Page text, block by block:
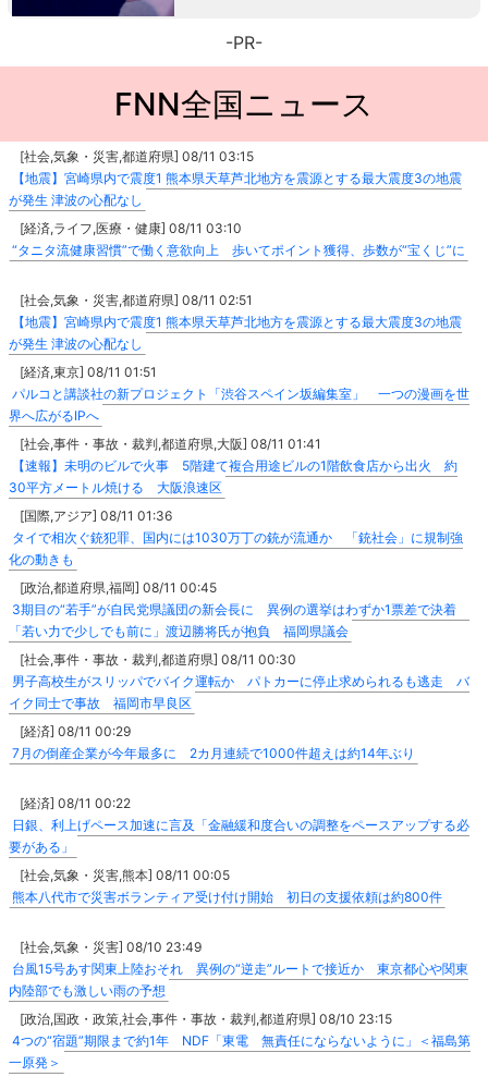
-PR-
FNN全国ニュース
[社会,気象・災害,都道府県] 08/11 03:15
【地震】宮崎県内で震度1 熊本県天草芦北地方を震源とする最大震度3の地震
が発生 津波の心配なし
[経済,ライフ,医療・健康] 08/11 03:10
“タニタ流健康習慣”で働く意欲向上 歩いてポイント獲得、歩数が“宝くじ”に
[社会,気象・災害,都道府県] 08/11 02:51
【地震】宮崎県内で震度1 熊本県天草芦北地方を震源とする最大震度3の地震
が発生 津波の心配なし
[経済,東京] 08/11 01:51
パルコと講談社の新プロジェクト「渋谷スペイン坂編集室」 一つの漫画を世
界へ広がるIPへ
[社会,事件・事故・裁判,都道府県,大阪] 08/11 01:41
【速報】未明のビルで火事 5階建て複合用途ビルの1階飲食店から出火 約
30平方メートル焼ける 大阪浪速区
[国際,アジア] 08/11 01:36
タイで相次ぐ銃犯罪、国内には1030万丁の銃が流通か 「銃社会」に規制強
化の動きも
[政治,都道府県,福岡] 08/11 00:45
3期目の“若手”が自民党県議団の新会長に 異例の選挙はわずか1票差で決着
「若い力で少しでも前に」渡辺勝将氏が抱負 福岡県議会
[社会,事件・事故・裁判,都道府県] 08/11 00:30
男子高校生がスリッパでバイク運転か パトカーに停止求められるも逃走 バ
イク同士で事故 福岡市早良区
[経済] 08/11 00:29
7月の倒産企業が今年最多に 2カ月連続で1000件超えは約14年ぶり
[経済] 08/11 00:22
日銀、利上げペース加速に言及「金融緩和度合いの調整をペースアップする必
要がある」
[社会,気象・災害,熊本] 08/11 00:05
熊本八代市で災害ボランティア受け付け開始 初日の支援依頼は約800件
[社会,気象・災害] 08/10 23:49
台風15号あす関東上陸おそれ 異例の“逆走”ルートで接近か 東京都心や関東
内陸部でも激しい雨の予想
[政治,国政・政策,社会,事件・事故・裁判,都道府県] 08/10 23:15
4つの“宿題”期限まで約1年 NDF「東電 無責任にならないように」＜福島第
一原発＞